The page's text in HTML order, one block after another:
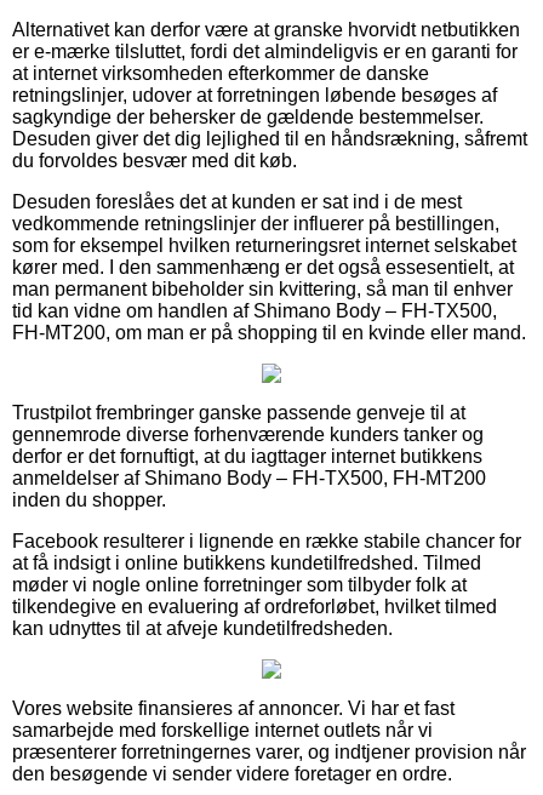
Alternativet kan derfor være at granske hvorvidt netbutikken
er e-mærke tilsluttet, fordi det almindeligvis er en garanti for
at internet virksomheden efterkommer de danske
retningslinjer, udover at forretningen løbende besøges af
sagkyndige der behersker de gældende bestemmelser.
Desuden giver det dig lejlighed til en håndsrækning, såfremt
du forvoldes besvær med dit køb.
Desuden foreslåes det at kunden er sat ind i de mest
vedkommende retningslinjer der influerer på bestillingen,
som for eksempel hvilken returneringsret internet selskabet
kører med. I den sammenhæng er det også essesentielt, at
man permanent bibeholder sin kvittering, så man til enhver
tid kan vidne om handlen af Shimano Body – FH-TX500,
FH-MT200, om man er på shopping til en kvinde eller mand.
Trustpilot frembringer ganske passende genveje til at
gennemrode diverse forhenværende kunders tanker og
derfor er det fornuftigt, at du iagttager internet butikkens
anmeldelser af Shimano Body – FH-TX500, FH-MT200
inden du shopper.
Facebook resulterer i lignende en række stabile chancer for
at få indsigt i online butikkens kundetilfredshed. Tilmed
møder vi nogle online forretninger som tilbyder folk at
tilkendegive en evaluering af ordreforløbet, hvilket tilmed
kan udnyttes til at afveje kundetilfredsheden.
Vores website finansieres af annoncer. Vi har et fast
samarbejde med forskellige internet outlets når vi
præsenterer forretningernes varer, og indtjener provision når
den besøgende vi sender videre foretager en ordre.